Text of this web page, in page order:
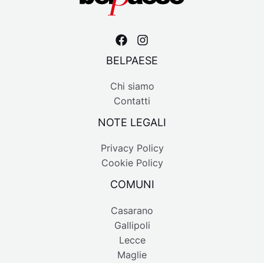
BELPAESE
Chi siamo
Contatti
NOTE LEGALI
Privacy Policy
Cookie Policy
COMUNI
Casarano
Gallipoli
Lecce
Maglie